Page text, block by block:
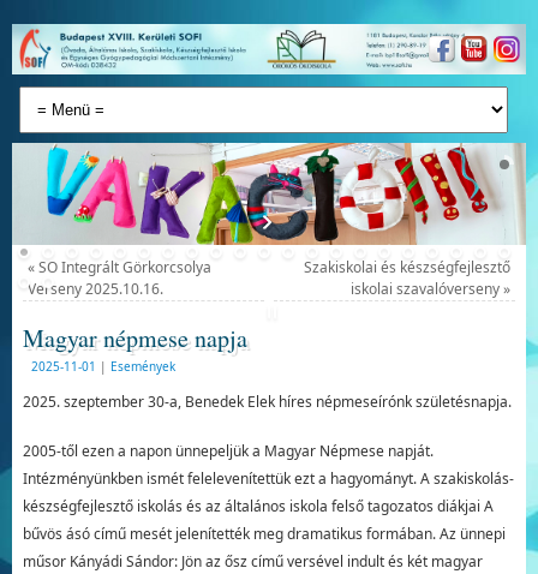
«SO Integrált Görkorcsolya
Verseny 2025.10.16.
Szakiskolai és készségfejlesztő
iskolai szavalóverseny»
Magyar népmese napja
2025-11-01 | Események
2025. szeptember 30-a, Benedek Elek híres népmeseírónk születésnapja.
2005-től ezen a napon ünnepeljük a Magyar Népmese napját.
Intézményünkben ismét felelevenítettük ezt a hagyományt. A szakiskolás-
készségfejlesztő iskolás és az általános iskola felső tagozatos diákjai A
bűvös ásó című mesét jelenítették meg dramatikus formában. Az ünnepi
műsor Kányádi Sándor: Jön az ősz című versével indult és két magyar